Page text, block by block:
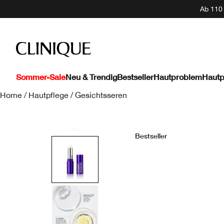
Ab
Sommer-SaleNeu & TrendigBestsellerHautproblem
Home / Hautpflege / Gesichtsseren
Bestseller